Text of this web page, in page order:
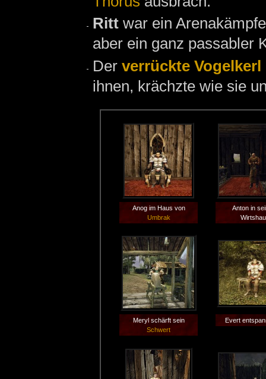
Ritt war ein
aber ein ganz passabler
Der verrückte Vogelkerl
ihnen, krächzte wie sie
Anog im Haus von
Umbrak
Anton in
Meryl schärft sein
Schwert
Evert